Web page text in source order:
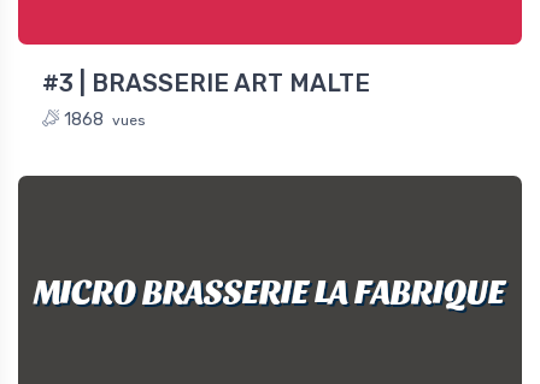
#3 | BRASSERIE ART MALTE
1868 vues
MICRO BRASSERIE LA FABRIQUE